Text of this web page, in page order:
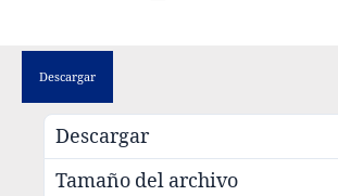
Descargar
Descargar
Tamaño del archivo